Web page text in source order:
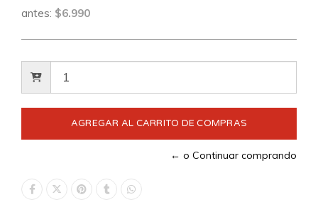
antes: $6.990
← o Continuar comprando